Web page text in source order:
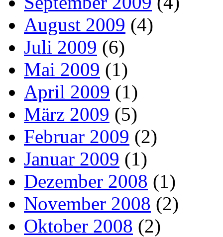
August 2009 (4)
Juli 2009 (6)
Mai 2009 (1)
April 2009 (1)
März 2009 (5)
Februar 2009 (2)
Januar 2009 (1)
Dezember 2008 (1)
November 2008 (2)
Oktober 2008 (2)